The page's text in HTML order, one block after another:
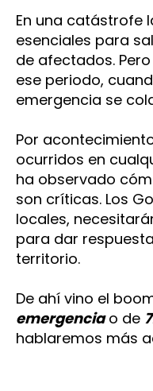
En una catástrofe
esenciales para
de afectados.
ese periodo,
emergencia se
Por
ocurridos en
ha observado
son críticas. Los
locales,
para dar
territorio.
De ahí vino el
emergenciao de
hablaremos más